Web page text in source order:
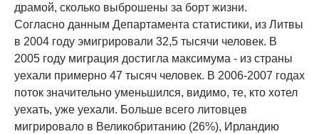
драмой, сколько выброшены за борт жизни.
Согласно данным Департамента статистики, из Литвы
в 2004 году эмигрировали 32,5 тысячи человек. В
2005 году миграция достигла максимума - из страны
уехали примерно 47 тысяч человек. В 2006-2007 годах
поток значительно уменьшился, видимо, те, кто хотел
уехать, уже уехали. Больше всего литовцев
мигрировало в Великобританию (26%), Ирландию